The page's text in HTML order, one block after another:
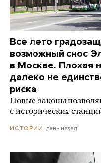
Все лето
возможный снос
в Москве. Плохая
далеко не
риска
Новые законы
с исторических
ИСТОРИИ день назад